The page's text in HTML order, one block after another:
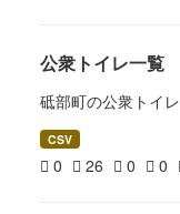
公衆トイレ一覧
砥部町の公衆トイレ
CSV
0 26 0 0